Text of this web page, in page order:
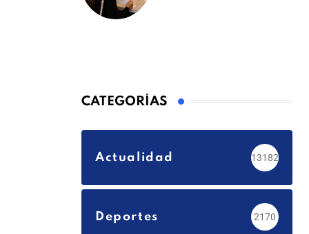
CATEGORÍAS
Actualidad 13182
Deportes 2170